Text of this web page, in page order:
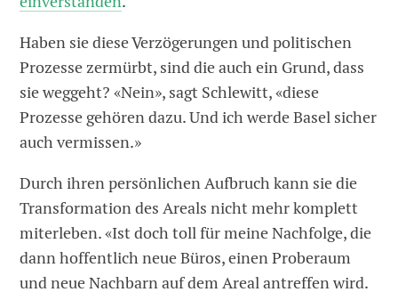
Haben sie diese Verzögerungen und politischen
Prozesse zermürbt, sind die auch ein Grund, dass
sie weggeht? «Nein», sagt Schlewitt, «diese
Prozesse gehören dazu. Und ich werde Basel sicher
auch vermissen.»
Durch ihren persönlichen Aufbruch kann sie die
Transformation des Areals nicht mehr komplett
miterleben. «Ist doch toll für meine Nachfolge, die
dann hoffentlich neue Büros, einen Proberaum
und neue Nachbarn auf dem Areal antreffen wird.